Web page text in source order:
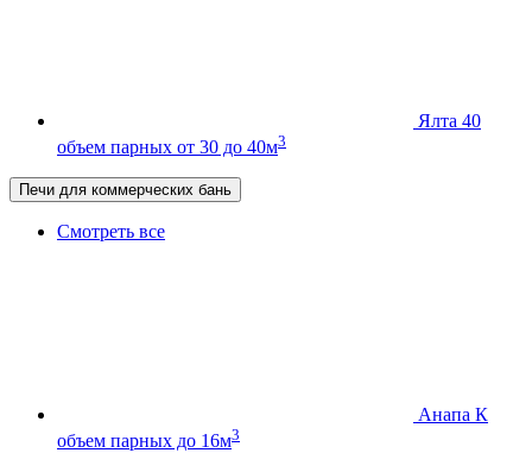
Ялта 40
объем парных от 30 до 40м3
Печи для коммерческих бань
Смотреть все
Анапа К
объем парных до 16м3